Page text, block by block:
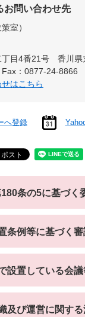
お問い合わせ先
室
丁目4番21号 香川県
Fax：0877-24-8866
はこちら
へ登録
条の5に基づく
条例等に基づく
設置している会議
及び運営に関す